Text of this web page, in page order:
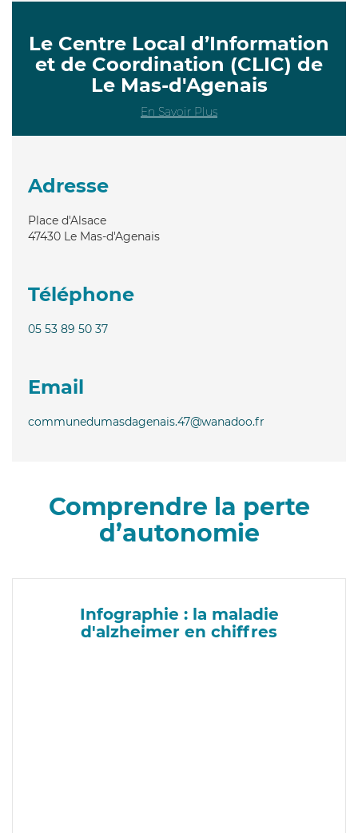
Le Centre Local d’Information
et de Coordination (CLIC) de
Le Mas-d'Agenais
En Savoir Plus
Adresse
Place d'Alsace
47430 Le Mas-d'Agenais
Téléphone
05 53 89 50 37
Email
communedumasdagenais.47@wanadoo.fr
Comprendre la perte
d’autonomie
Infographie : la maladie
d'alzheimer en chiffres